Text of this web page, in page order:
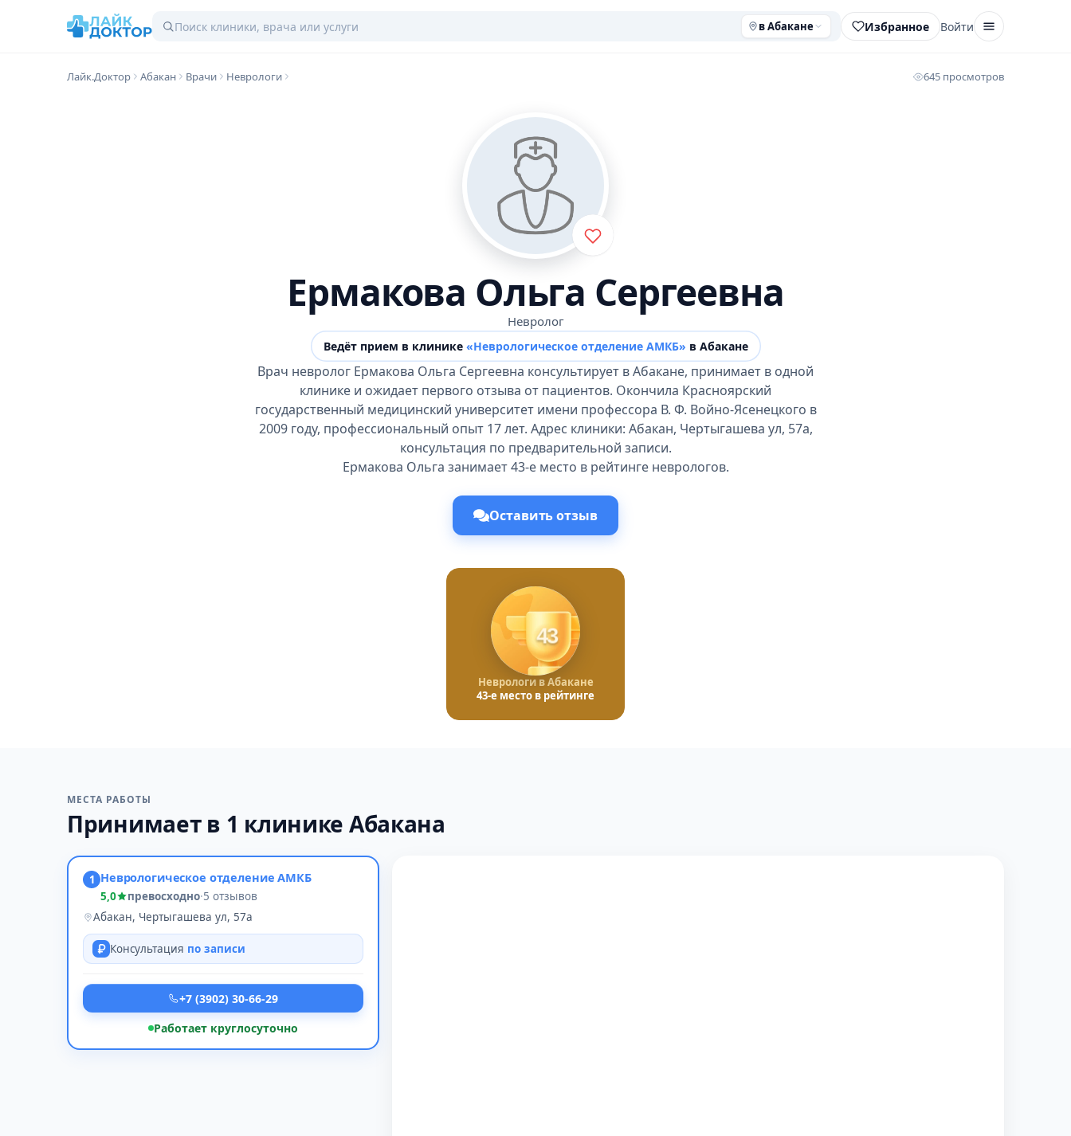
в Абакане Избранное Войти
Лайк.Доктор Абакан Врачи Неврологи 645 просмотров
Ермакова Ольга Сергеевна
Невролог
Ведёт прием в клинике «Неврологическое отделение АМКБ» в Абакане
Врач невролог Ермакова Ольга Сергеевна консультирует в Абакане, принимает в одной
клинике и ожидает первого отзыва от пациентов. Окончила Красноярский
государственный медицинский университет имени профессора В. Ф. Войно-Ясенецкого в
2009 году, профессиональный опыт 17 лет. Адрес клиники: Абакан, Чертыгашева ул, 57а,
консультация по предварительной записи.
Ермакова Ольга занимает 43-е место в рейтинге неврологов.
Оставить отзыв
43
Неврологи в Абакане
43-е место в рейтинге
МЕСТА РАБОТЫ
Принимает в 1 клинике Абакана
1 Неврологическое отделение АМКБ
5,0 превосходно·5 отзывов
Абакан, Чертыгашева ул, 57а
Консультация по записи
+7 (3902) 30-66-29
Работает круглосуточно